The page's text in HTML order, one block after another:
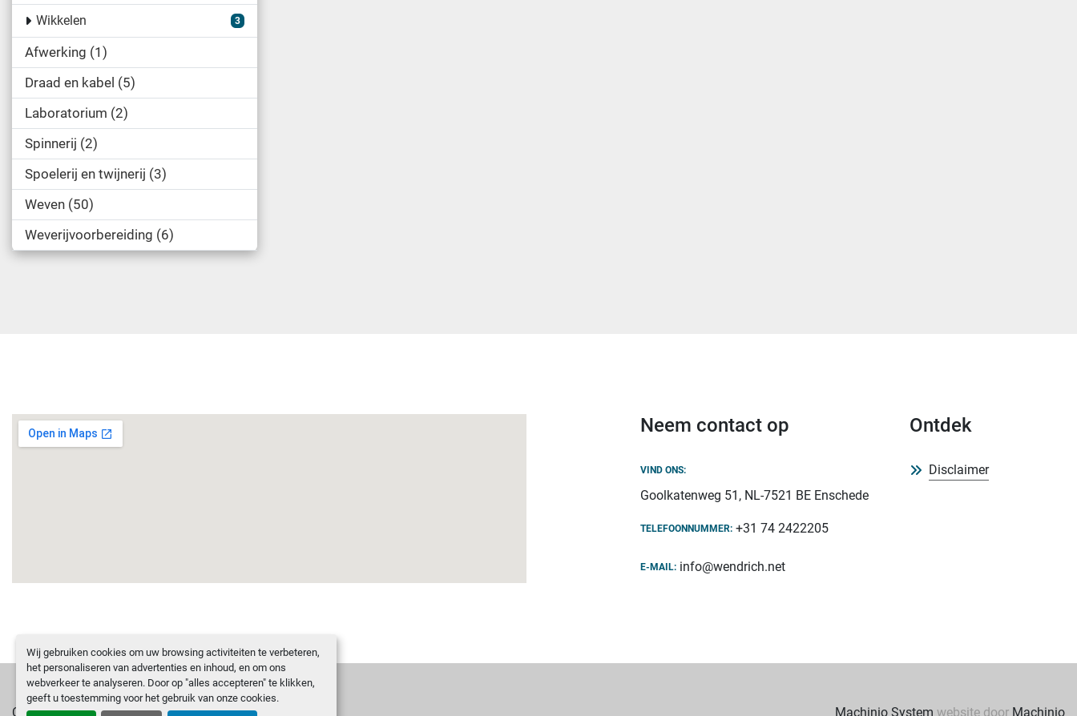
Wij gebruiken cookies om uw browsing activiteiten te verbeteren,
het personaliseren van advertenties en inhoud, en om ons
webverkeer te analyseren. Door op "alles accepteren" te klikken,
geeft u toestemming voor het gebruik van onze cookies.
Wikkelen 3
Afwerking 1
Draad en kabel
5
Laboratorium 2
Spinnerij 2
Spoelerij en twijnerij 3
Weven 50
Weverijvoorbereiding 6
Neem contact op
VIND ONS:
Goolkatenweg 51, NL-7521 BE Enschede
TELEFOONNUMMER: +31 74 2422205
E-MAIL: info@wendrich.net
Ontdek
Disclaimer
Cookies beheren Machinio System website door Machinio